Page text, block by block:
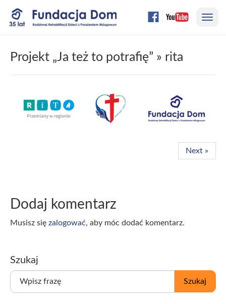
Przejdź
do
Projekt „Ja też to potrafię” » rita
Next »
Dodaj komentarz
Musisz się zalogować, aby móc dodać komentarz.
Szukaj
W
Szukaj